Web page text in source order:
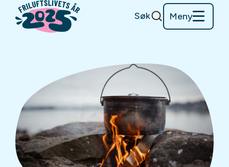
Søk Meny